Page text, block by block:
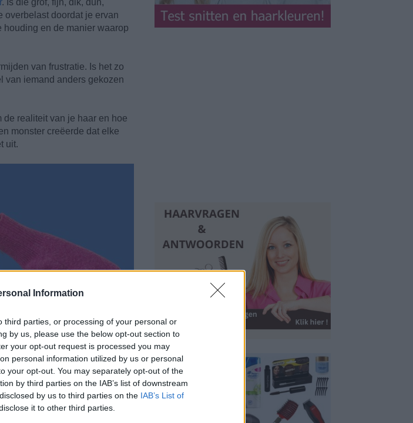
Information
parties, or processing of your personal or
by us, please use the below opt-out section to
your opt-out request is processed you may
personal information utilized by us or personal
your opt-out. You may separately opt-out of the
by third parties on the IAB’s list of downstream
by us to third parties on the IAB’s List of
it to other third parties.
overbelast doordat je ervan
en de manier waarop
van frustratie. Is het zo
van iemand anders gekozen
realiteit van je haar en hoe
monster creëerde dat elke
uit.